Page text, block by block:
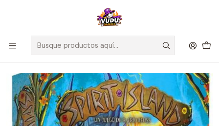
🚀 ¡Despachamos a todo Chile! Envío GRATIS a Regiones sobre
$100.000 y a RM sobre $35.000
Inicio Juegos de Mesa Editorial Arrakis Games
Spirit Island - Español